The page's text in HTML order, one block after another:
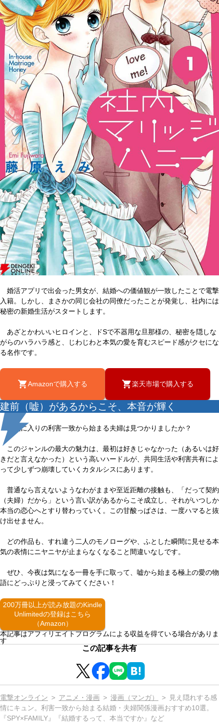
婚活アプリで出会った男女が、結婚への価値観が一致したことで電撃
入籍。しかし、まさかの同じ会社の同僚だったことが発覚し、社内には
秘密の新婚生活がスタートします。
あざとかわいいヒロインと、ドSで不器用な旦那様の、秘密を隠しな
がらのハラハラ感と、じわじわと本気の愛を育むスピード感がクセにな
る名作です。
Amazonで購入する 楽天市場で購入する
建前（嘘）があるからこそ、本音が輝く
お気に入りの利害一致から始まる夫婦は見つかりましたか？
このジャンルの最大の魅力は、最初は好きじゃなかった（あるいは好
きだと言えなかった）という高いハードルが、共同生活や利害共有によ
って少しずつ崩壊していくカタルシスにあります。
普通なら言えないようなわがままや至近距離の接触も、「だって契約
（夫婦）だから」という言い訳があるからこそ成立し、それがいつしか
本当の恋心へとすり替わっていく。この甘酸っぱさは、一度ハマると抜
け出せません。
どの作品も、すれ違う二人のモノローグや、ふとした瞬間に見せる本
気の表情にニヤニヤが止まらなくなること間違いなしです。
ぜひ、今夜は気になる一冊を手に取って、嘘から始まる極上の愛の物
語にどっぷりと浸ってみてください！
200万冊以上が読み放題のKindle
Unlimitedの登録はこちら
（Amazon）
本記事はアフィリエイトプログラムによる収益を得ている場合がありま
す
この記事を共有
電撃オンライン アニメ・漫画 漫画（マンガ）
見え隠れする感
情にキュン。利害一致から始まる結婚・夫婦関係漫画おすすめ10選。
『SPY×FAMILY』『結婚するって、本当ですか』など